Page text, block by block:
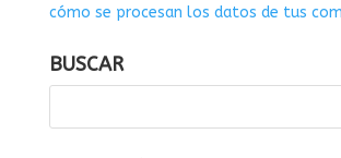
cómo se procesan los datos de tus
BUSCAR